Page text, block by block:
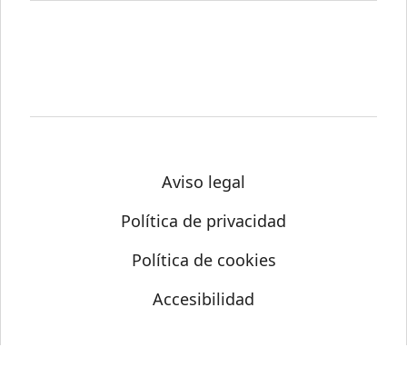
Aviso legal
Política de privacidad
Política de cookies
Accesibilidad